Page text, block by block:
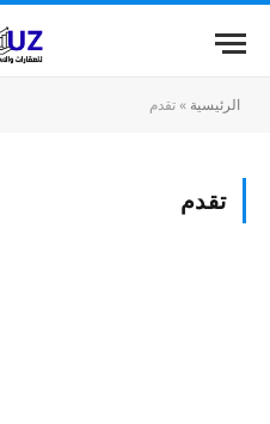
الرئيسية »تقدم
تقدم